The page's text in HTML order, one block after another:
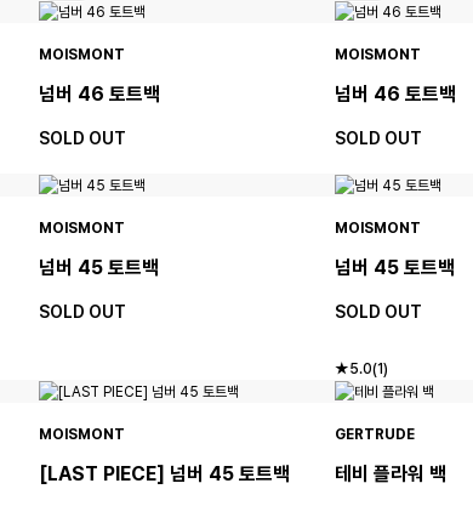
MOISMONT
넘버 46 토트백
SOLD OUT
MOISMONT
넘버 46 토트백
SOLD OUT
MOISMONT
넘버 45 토트백
SOLD OUT
MOISMONT
넘버 45 토트백
SOLD OUT
★5.0(1)
MOISMONT
[LAST PIECE] 넘버 45 토트백
GERTRUDE
테비 플라워 백